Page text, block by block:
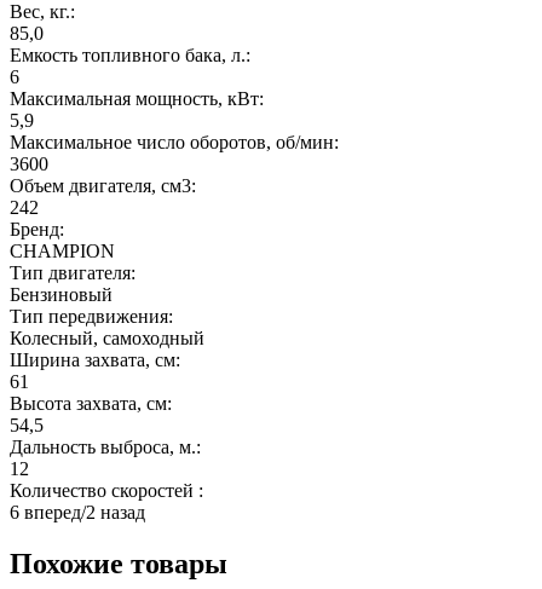
Вес, кг.:
85,0
Емкость топливного бака, л.:
6
Максимальная мощность, кВт:
5,9
Максимальное число оборотов, об/мин:
3600
Объем двигателя, см3:
242
Бренд:
CHAMPION
Тип двигателя:
Бензиновый
Тип передвижения:
Колесный, самоходный
Ширина захвата, см:
61
Высота захвата, см:
54,5
Дальность выброса, м.:
12
Количество скоростей :
6 вперед/2 назад
Похожие товары